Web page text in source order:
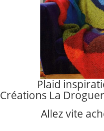
Plaid
Créations La
Allez vite